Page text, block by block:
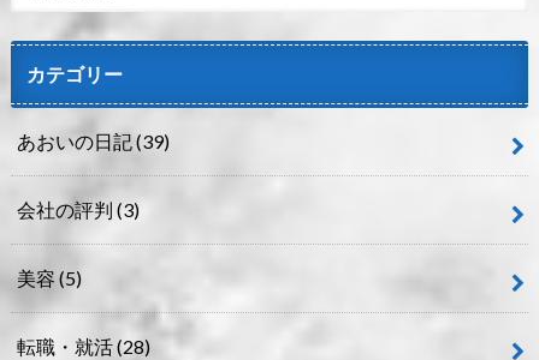
カテゴリー
あおいの日記(39)
会社の評判 (3)
美容 (5)
転職・就活(28)